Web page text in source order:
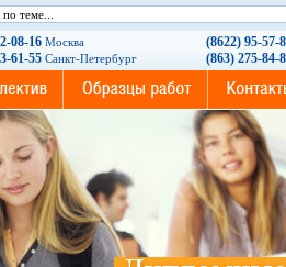
08-16 Москва
61-55 Санкт-Петербург
(8622) 95-57-
(863) 275-84-